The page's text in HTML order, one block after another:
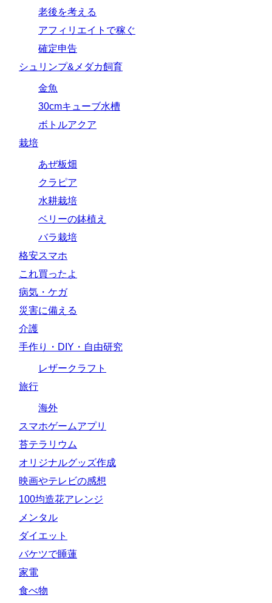
老後を考える
アフィリエイトで稼ぐ
確定申告
シュリンプ&メダカ飼育
金魚
30cmキューブ水槽
ボトルアクア
栽培
あぜ板畑
クラピア
水耕栽培
ベリーの鉢植え
バラ栽培
格安スマホ
これ買ったよ
病気・ケガ
災害に備える
介護
手作り・DIY・自由研究
レザークラフト
旅行
海外
スマホゲームアプリ
苔テラリウム
オリジナルグッズ作成
映画やテレビの感想
100均造花アレンジ
メンタル
ダイエット
バケツで睡蓮
家電
食べ物